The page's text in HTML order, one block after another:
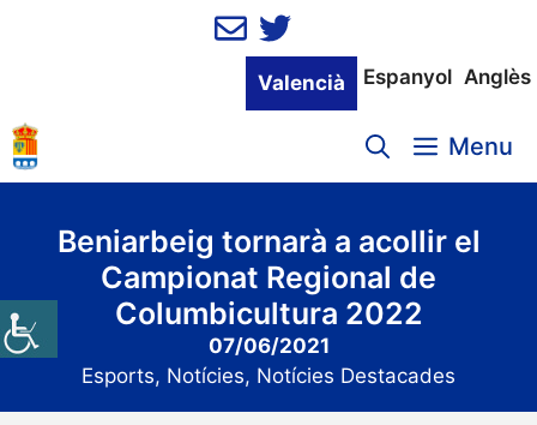
Valencià Espanyol Anglès
Menu
Beniarbeig tornarà a acollir el
Campionat Regional de
Columbicultura 2022
07/06/2021
Esports, Notícies, Notícies Destacades